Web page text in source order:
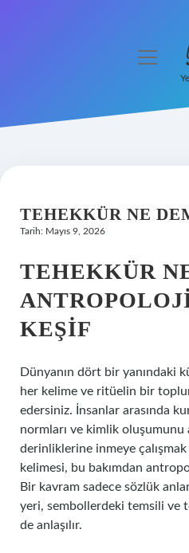
Hakkımızda
menüyü
TEHEKKÜR NE
Tarih: Mayıs 9, 2026
TEHEKKÜR
KEŞIF
Dünyanın dört bir yanındaki
her kelime ve ritüelin bir
edersiniz. İnsanlar arasında
normları ve kimlik
derinliklerine inmeye çalışmak
kelimesi, bu bakımdan
Bir kavram sadece sözlük
yeri, sembollerdeki temsili ve
de anlaşılır.